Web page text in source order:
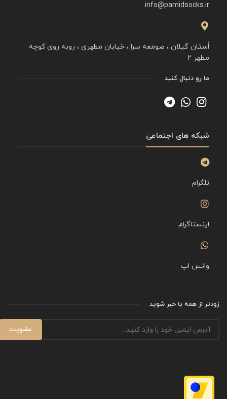
info@pamidsocks.ir
اُستان گیلان ، صومعه سرا ، خیابان مطهری ، روبه روی کوچه
مطهر ۲
ما رو دنبال کنید
شبکه های اجتماعی
تلگرام
اینستاگرام
واتس اپ
زودتر از همه با خبر شوید